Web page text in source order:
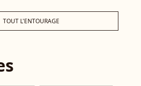
TOUT L'ENTOURAGE